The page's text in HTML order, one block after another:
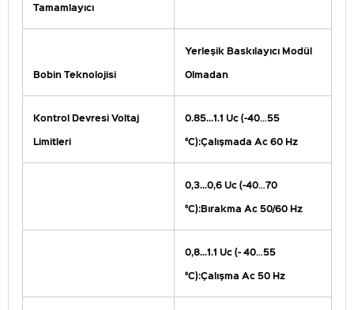
Tamamlayıcı
Bobin Teknolojisi
Yerleşik Baskılayıcı Modül
Olmadan
Kontrol Devresi Voltaj
Limitleri
0.85...1.1 Uc (-40…55
°C):Çalışmada Ac 60 Hz
0,3...0,6 Uc (-40…70
°C):Bırakma Ac 50/60 Hz
0,8...1.1 Uc (- 40…55
°C):Çalışma Ac 50 Hz